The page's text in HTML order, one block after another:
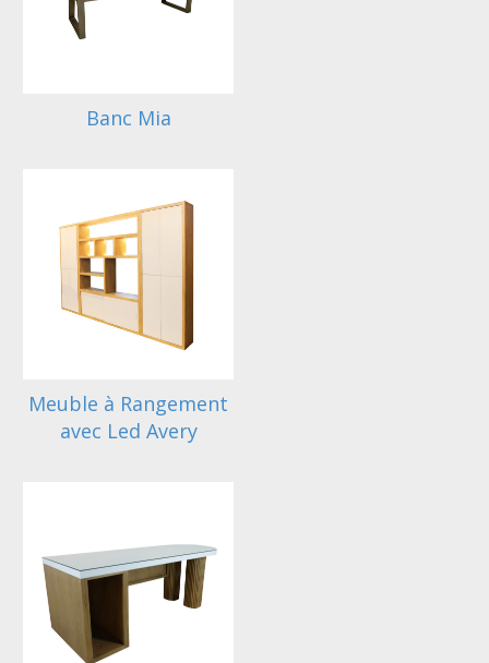
Banc Mia
Meuble à Rangement
avec Led Avery